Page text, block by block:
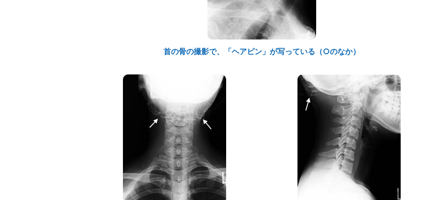
首の骨の撮影で、「ヘアピン」が写っている（○のなか）